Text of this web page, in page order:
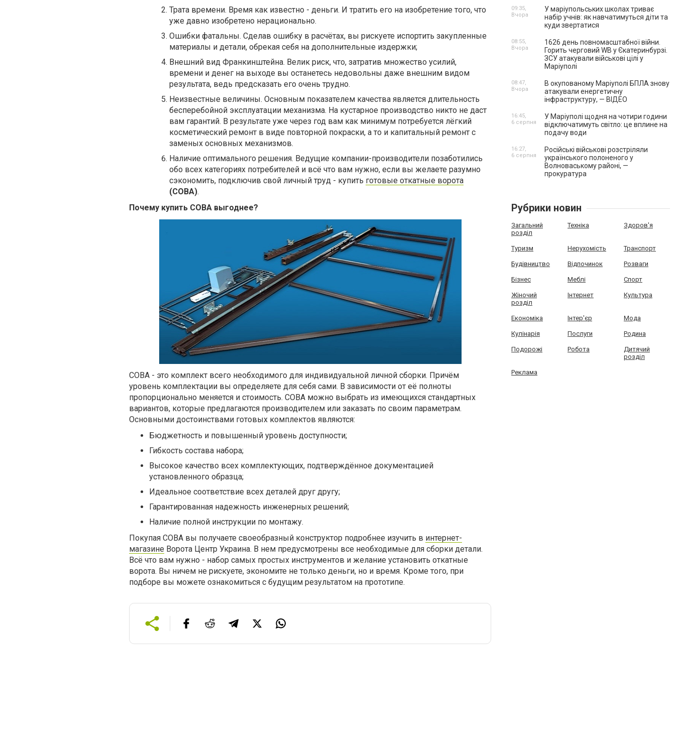
Трата времени. Время как известно - деньги. И тратить его на изобретение того, что
уже давно изобретено нерационально.
Ошибки фатальны. Сделав ошибку в расчётах, вы рискуете испортить закупленные
материалы и детали, обрекая себя на дополнительные издержки;
Внешний вид Франкинштейна. Велик риск, что, затратив множество усилий,
времени и денег на выходе вы останетесь недовольны даже внешним видом
результата, ведь предсказать его очень трудно.
Неизвестные величины. Основным показателем качества является длительность
бесперебойной эксплуатации механизма. На кустарное производство никто не даст
вам гарантий. В результате уже через год вам как минимум потребуется лёгкий
косметический ремонт в виде повторной покраски, а то и капитальный ремонт с
заменых основных механизмов.
Наличие оптимального решения. Ведущие компании-производители позаботились
обо всех категориях потребителей и всё что вам нужно, если вы желаете разумно
сэкономить, подключив свой личный труд - купить готовые откатные ворота
(СОВА).
Почему купить СОВА выгоднее?
СОВА - это комплект всего необходимого для индивидуальной личной сборки. Причём
уровень комплектации вы определяете для себя сами. В зависимости от её полноты
пропорционально меняется и стоимость. СОВА можно выбрать из имеющихся стандартных
вариантов, которые предлагаются производителем или заказать по своим параметрам.
Основными достоинствами готовых комплектов являются:
Бюджетность и повышенный уровень доступности;
Гибкость состава набора;
Высокое качество всех комплектующих, подтверждённое документацией
установленного образца;
Идеальное соответствие всех деталей друг другу;
Гарантированная надежность инженерных решений;
Наличие полной инструкции по монтажу.
Покупая СОВА вы получаете своеобразный конструктор подробнее изучить в интернет-
магазине Ворота Центр Украина. В нем предусмотрены все необходимые для сборки детали.
Всё что вам нужно - набор самых простых инструментов и желание установить откатные
ворота. Вы ничем не рискуете, экономите не только деньги, но и время. Кроме того, при
подборе вы можете ознакомиться с будущим результатом на прототипе.
У маріупольських школах триває
набір учнів: як навчатимуться діти та
куди звертатися
09:35,
Вчора
1626 день повномасштабної війни.
Горить черговий WB у Єкатеринбурзі.
ЗСУ атакували військові цілі у
Маріуполі
08:55,
Вчора
В окупованому Маріуполі БПЛА знову
атакували енергетичну
інфраструктуру, — ВІДЕО
08:47,
Вчора
У Маріуполі щодня на чотири години
відключатимуть світло: це вплине на
подачу води
16:45,
6 серпня
Російські військові розстріляли
українського полоненого у
Волноваському районі, —
прокуратура
16:27,
6 серпня
Рубрики новин
Загальний
розділ
Техніка Здоров'я
Туризм Нерухомість Транспорт
Будівництво Відпочинок Розваги
Бізнес Меблі Спорт
Жіночий
розділ
Інтернет Культура
Економіка Інтер'єр Мода
Кулінарія Послуги Родина
Подорожі Робота
Дитячий
розділ
Реклама